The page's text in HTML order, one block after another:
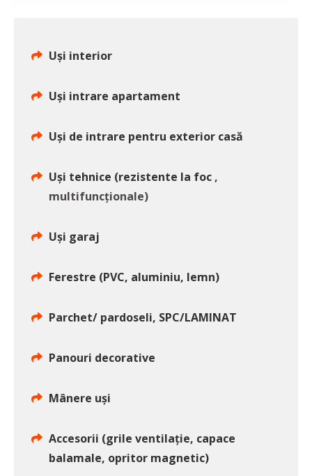
Uși interior
Uși intrare apartament
Uși de intrare pentru exterior casă
Uși tehnice (rezistente la foc ,
multifuncționale)
Uși garaj
Ferestre (PVC, aluminiu, lemn)
Parchet/ pardoseli, SPC/LAMINAT
Panouri decorative
Mânere uși
Accesorii (grile ventilație, capace
balamale, opritor magnetic)